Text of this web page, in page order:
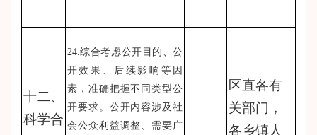
十二、
科学合
24.综合考虑公开目的、公
开效果、后续影响等因
素，准确把握不同类型公
开要求。公开内容涉及社
会公众利益调整、需要广
区直各有
关部门，
各乡镇人